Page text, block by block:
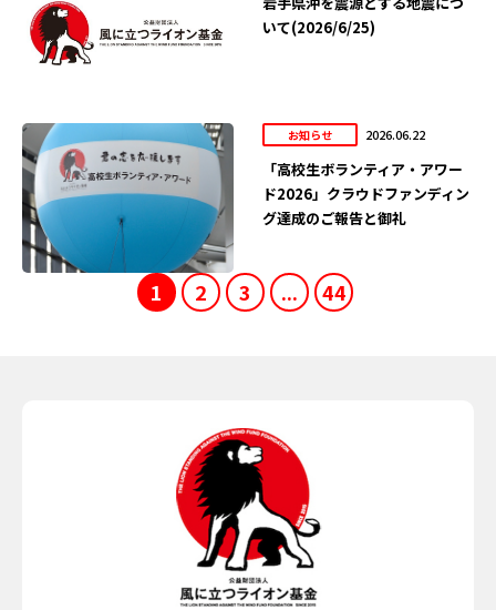
いて(2026/6/25)
お知らせ 2026.06.22
「高校生ボランティア・アワー
ド2026」クラウドファンディン
グ達成のご報告と御礼
1 2 3 ... 44